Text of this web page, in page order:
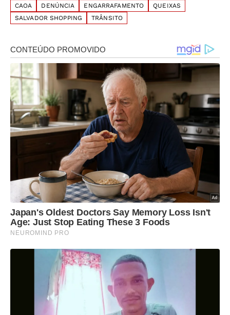
CAOA DENÚNCIA ENGARRAFAMENTO
QUEIXAS
SALVADOR SHOPPING
TRÂNSITO